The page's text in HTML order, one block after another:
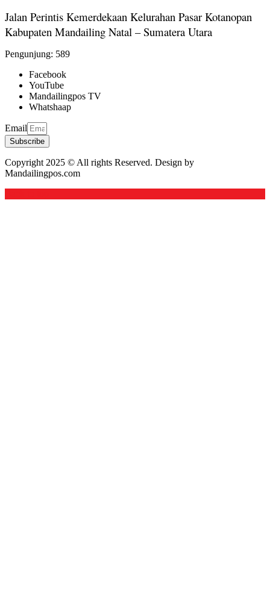
Jalan Perintis Kemerdekaan Kelurahan Pasar Kotanopan
Kabupaten Mandailing Natal – Sumatera Utara
Pengunjung: 589
Facebook
YouTube
Mandailingpos TV
Whatshaap
Email
Subscribe
Copyright 2025 © All rights Reserved. Design by
Mandailingpos.com